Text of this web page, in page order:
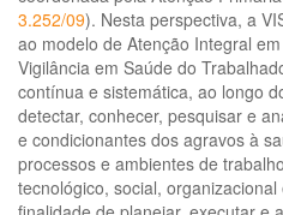
3.252/09). Nesta perspectiva, a
ao modelo de Atenção Integral
Vigilância em Saúde do
contínua e sistemática, ao longo
detectar, conhecer, pesquisar e
e condicionantes dos agravos à
processos e ambientes de
tecnológico, social,